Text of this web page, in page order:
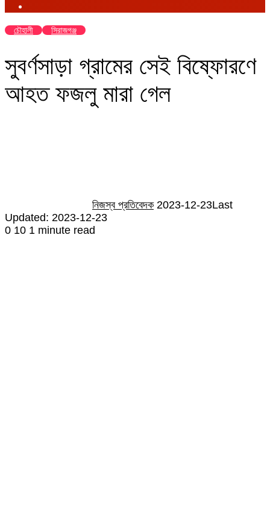
চৌহালী সিরাজগঞ্জ
সুবর্ণসাড়া গ্রামের সেই বিষ্ফোরণে
আহত ফজলু মারা গেল
নিজস্ব প্রতিবেদক 2023-12-23Last
Updated: 2023-12-23
0 10 1 minute read